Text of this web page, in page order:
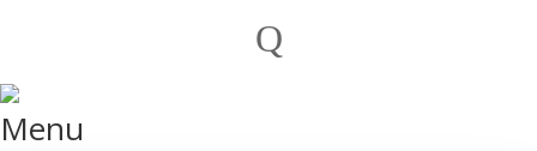
Nederlands
Q
Menu
